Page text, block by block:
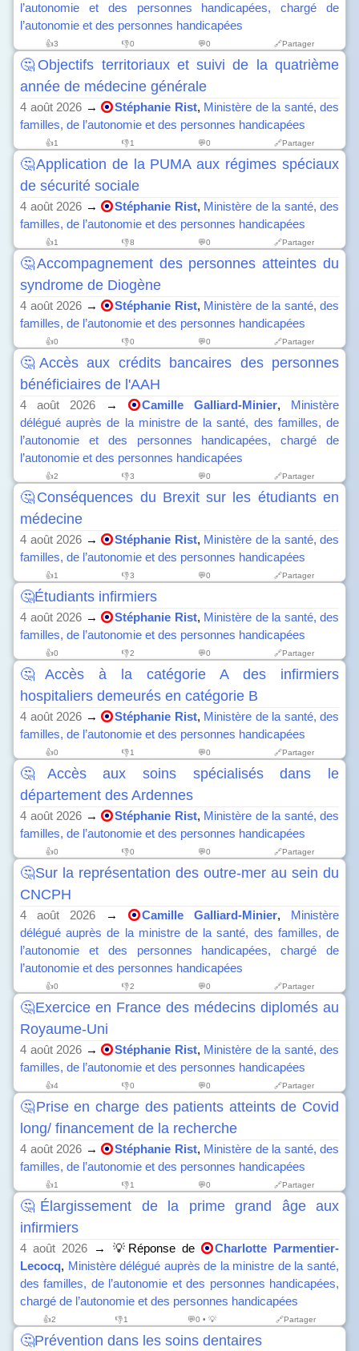
l’autonomie et des personnes handicapées, chargé de
l’autonomie et des personnes handicapées
👍3 👎0 💬0 🔗Partager
🤔Objectifs territoriaux et suivi de la quatrième
année de médecine générale
4 août 2026 → Stéphanie Rist, Ministère de la santé, des
familles, de l’autonomie et des personnes handicapées
👍1 👎1 💬0 🔗Partager
🤔Application de la PUMA aux régimes spéciaux
de sécurité sociale
4 août 2026 → Stéphanie Rist, Ministère de la santé, des
familles, de l’autonomie et des personnes handicapées
👍1 👎8 💬0 🔗Partager
🤔Accompagnement des personnes atteintes du
syndrome de Diogène
4 août 2026 → Stéphanie Rist, Ministère de la santé, des
familles, de l’autonomie et des personnes handicapées
👍0 👎0 💬0 🔗Partager
🤔Accès aux crédits bancaires des personnes
bénéficiaires de l'AAH
4 août 2026 → Camille Galliard-Minier, Ministère
délégué auprès de la ministre de la santé, des familles, de
l’autonomie et des personnes handicapées, chargé de
l’autonomie et des personnes handicapées
👍2 👎3 💬0 🔗Partager
🤔Conséquences du Brexit sur les étudiants en
médecine
4 août 2026 → Stéphanie Rist, Ministère de la santé, des
familles, de l’autonomie et des personnes handicapées
👍1 👎3 💬0 🔗Partager
🤔Étudiants infirmiers
4 août 2026 → Stéphanie Rist, Ministère de la santé, des
familles, de l’autonomie et des personnes handicapées
👍0 👎2 💬0 🔗Partager
🤔Accès à la catégorie A des infirmiers
hospitaliers demeurés en catégorie B
4 août 2026 → Stéphanie Rist, Ministère de la santé, des
familles, de l’autonomie et des personnes handicapées
👍0 👎1 💬0 🔗Partager
🤔Accès aux soins spécialisés dans le
département des Ardennes
4 août 2026 → Stéphanie Rist, Ministère de la santé, des
familles, de l’autonomie et des personnes handicapées
👍0 👎0 💬0 🔗Partager
🤔Sur la représentation des outre-mer au sein du
CNCPH
4 août 2026 → Camille Galliard-Minier, Ministère
délégué auprès de la ministre de la santé, des familles, de
l’autonomie et des personnes handicapées, chargé de
l’autonomie et des personnes handicapées
👍0 👎2 💬0 🔗Partager
🤔Exercice en France des médecins diplomés au
Royaume-Uni
4 août 2026 → Stéphanie Rist, Ministère de la santé, des
familles, de l’autonomie et des personnes handicapées
👍4 👎0 💬0 🔗Partager
🤔Prise en charge des patients atteints de Covid
long/ financement de la recherche
4 août 2026 → Stéphanie Rist, Ministère de la santé, des
familles, de l’autonomie et des personnes handicapées
👍1 👎1 💬0 🔗Partager
🤔Élargissement de la prime grand âge aux
infirmiers
4 août 2026 → 💡Réponse de
Charlotte Parmentier-
Lecocq, Ministère délégué auprès de la ministre de la santé,
des familles, de l’autonomie et des personnes handicapées,
chargé de l’autonomie et des personnes handicapées
👍2 👎1 💬0 • 💡 🔗Partager
🤔Prévention dans les soins dentaires